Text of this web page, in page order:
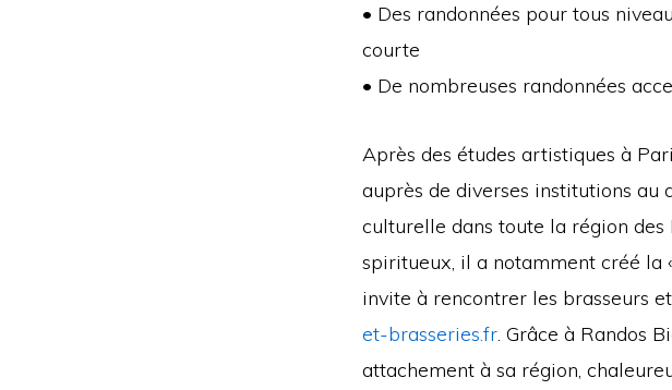
• Des randonnées pour tous
courte
• De nombreuses randonnées
Après des études artistiques à
auprès de diverses institutions au
culturelle dans toute la région
spiritueux, il a notamment créé la
invite à rencontrer les brasseurs
et-brasseries.fr. Grâce à Randos
attachement à sa région,